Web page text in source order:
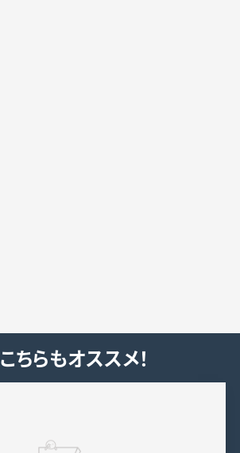
こちらもオススメ！